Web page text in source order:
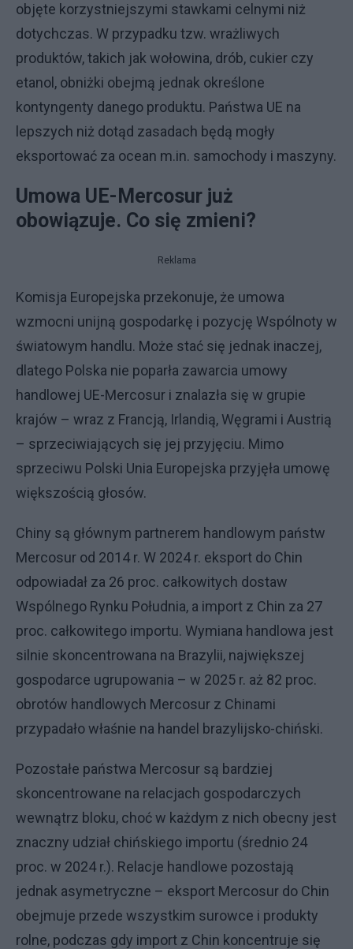
objęte korzystniejszymi stawkami celnymi niż
dotychczas. W przypadku tzw. wrażliwych
produktów, takich jak wołowina, drób, cukier czy
etanol, obniżki obejmą jednak określone
kontyngenty danego produktu. Państwa UE na
lepszych niż dotąd zasadach będą mogły
eksportować za ocean m.in. samochody i maszyny.
Umowa UE-Mercosur już
obowiązuje. Co się zmieni?
Reklama
Komisja Europejska przekonuje, że umowa
wzmocni unijną gospodarkę i pozycję Wspólnoty w
światowym handlu. Może stać się jednak inaczej,
dlatego Polska nie poparła zawarcia umowy
handlowej UE-Mercosur i znalazła się w grupie
krajów – wraz z Francją, Irlandią, Węgrami i Austrią
– sprzeciwiających się jej przyjęciu. Mimo
sprzeciwu Polski Unia Europejska przyjęła umowę
większością głosów.
Chiny są głównym partnerem handlowym państw
Mercosur od 2014 r. W 2024 r. eksport do Chin
odpowiadał za 26 proc. całkowitych dostaw
Wspólnego Rynku Południa, a import z Chin za 27
proc. całkowitego importu. Wymiana handlowa jest
silnie skoncentrowana na Brazylii, największej
gospodarce ugrupowania – w 2025 r. aż 82 proc.
obrotów handlowych Mercosur z Chinami
przypadało właśnie na handel brazylijsko-chiński.
Pozostałe państwa Mercosur są bardziej
skoncentrowane na relacjach gospodarczych
wewnątrz bloku, choć w każdym z nich obecny jest
znaczny udział chińskiego importu (średnio 24
proc. w 2024 r.). Relacje handlowe pozostają
jednak asymetryczne – eksport Mercosur do Chin
obejmuje przede wszystkim surowce i produkty
rolne, podczas gdy import z Chin koncentruje się